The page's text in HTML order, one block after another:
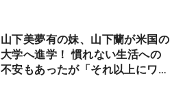
山下美夢有の妹、山下蘭が米国の
大学へ進学！ 慣れない生活への
不安もあったが「それ以上にワク